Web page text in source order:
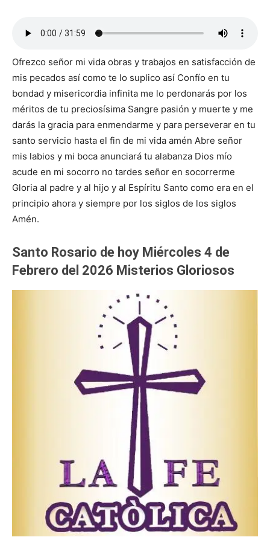
Ofrezco señor mi vida obras y trabajos en satisfacción de
mis pecados así como te lo suplico así Confío en tu
bondad y misericordia infinita me lo perdonarás por los
méritos de tu preciosísima Sangre pasión y muerte y me
darás la gracia para enmendarme y para perseverar en tu
santo servicio hasta el fin de mi vida amén Abre señor
mis labios y mi boca anunciará tu alabanza Dios mío
acude en mi socorro no tardes señor en socorrerme
Gloria al padre y al hijo y al Espíritu Santo como era en el
principio ahora y siempre por los siglos de los siglos
Amén.
Santo Rosario de hoy Miércoles 4 de
Febrero del 2026 Misterios Gloriosos